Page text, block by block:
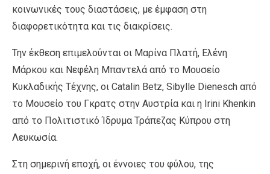
κοινωνικές τους διαστάσεις, με έμφαση στη
διαφορετικότητα και τις διακρίσεις.
Την έκθεση επιμελούνται οι Μαρίνα Πλατή, Ελένη
Μάρκου και Νεφέλη Μπαντελά από το Μουσείο
Κυκλαδικής Τέχνης, οι Catalin Betz, Sibylle Dienesch από
το Μουσείο του Γκρατς στην Αυστρία και η Irini Khenkin
από το Πολιτιστικό Ίδρυμα Τράπεζας Κύπρου στη
Λευκωσία.
Στη σημερινή εποχή, οι έννοιες του φύλου, της